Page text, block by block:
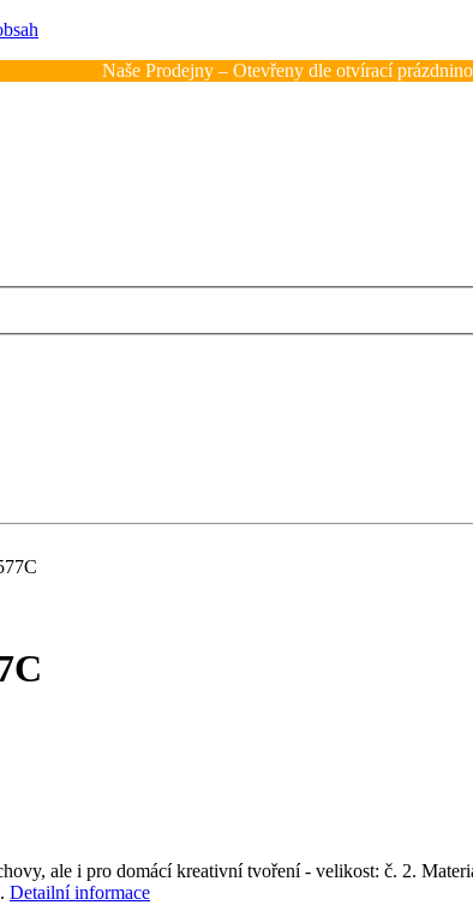
Naše Prodejny – Otevřeny dle otvírací
ale i pro domácí kreativní tvoření - velikost: č. 2.
Detailní informace